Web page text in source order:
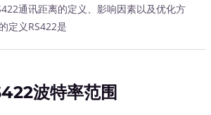
通讯距离的定义、影响因素以及优化方
定义RS422是
波特率范围